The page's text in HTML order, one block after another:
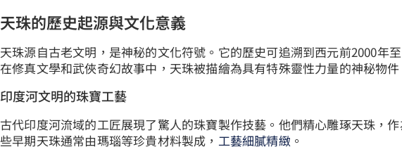
天珠的歷史起源與文化意義
天珠源自古老文明，是神秘的文化符號。它的歷史可追溯到西元前2000年
在修真文學和武俠奇幻故事中，天珠被描繪為具有特殊靈性力量的神秘物件
印度河文明的珠寶工藝
古代印度河流域的工匠展現了驚人的珠寶製作技藝。他們精心雕琢天珠，
些早期天珠通常由瑪瑙等珍貴材料製成， 工藝細膩精緻 。